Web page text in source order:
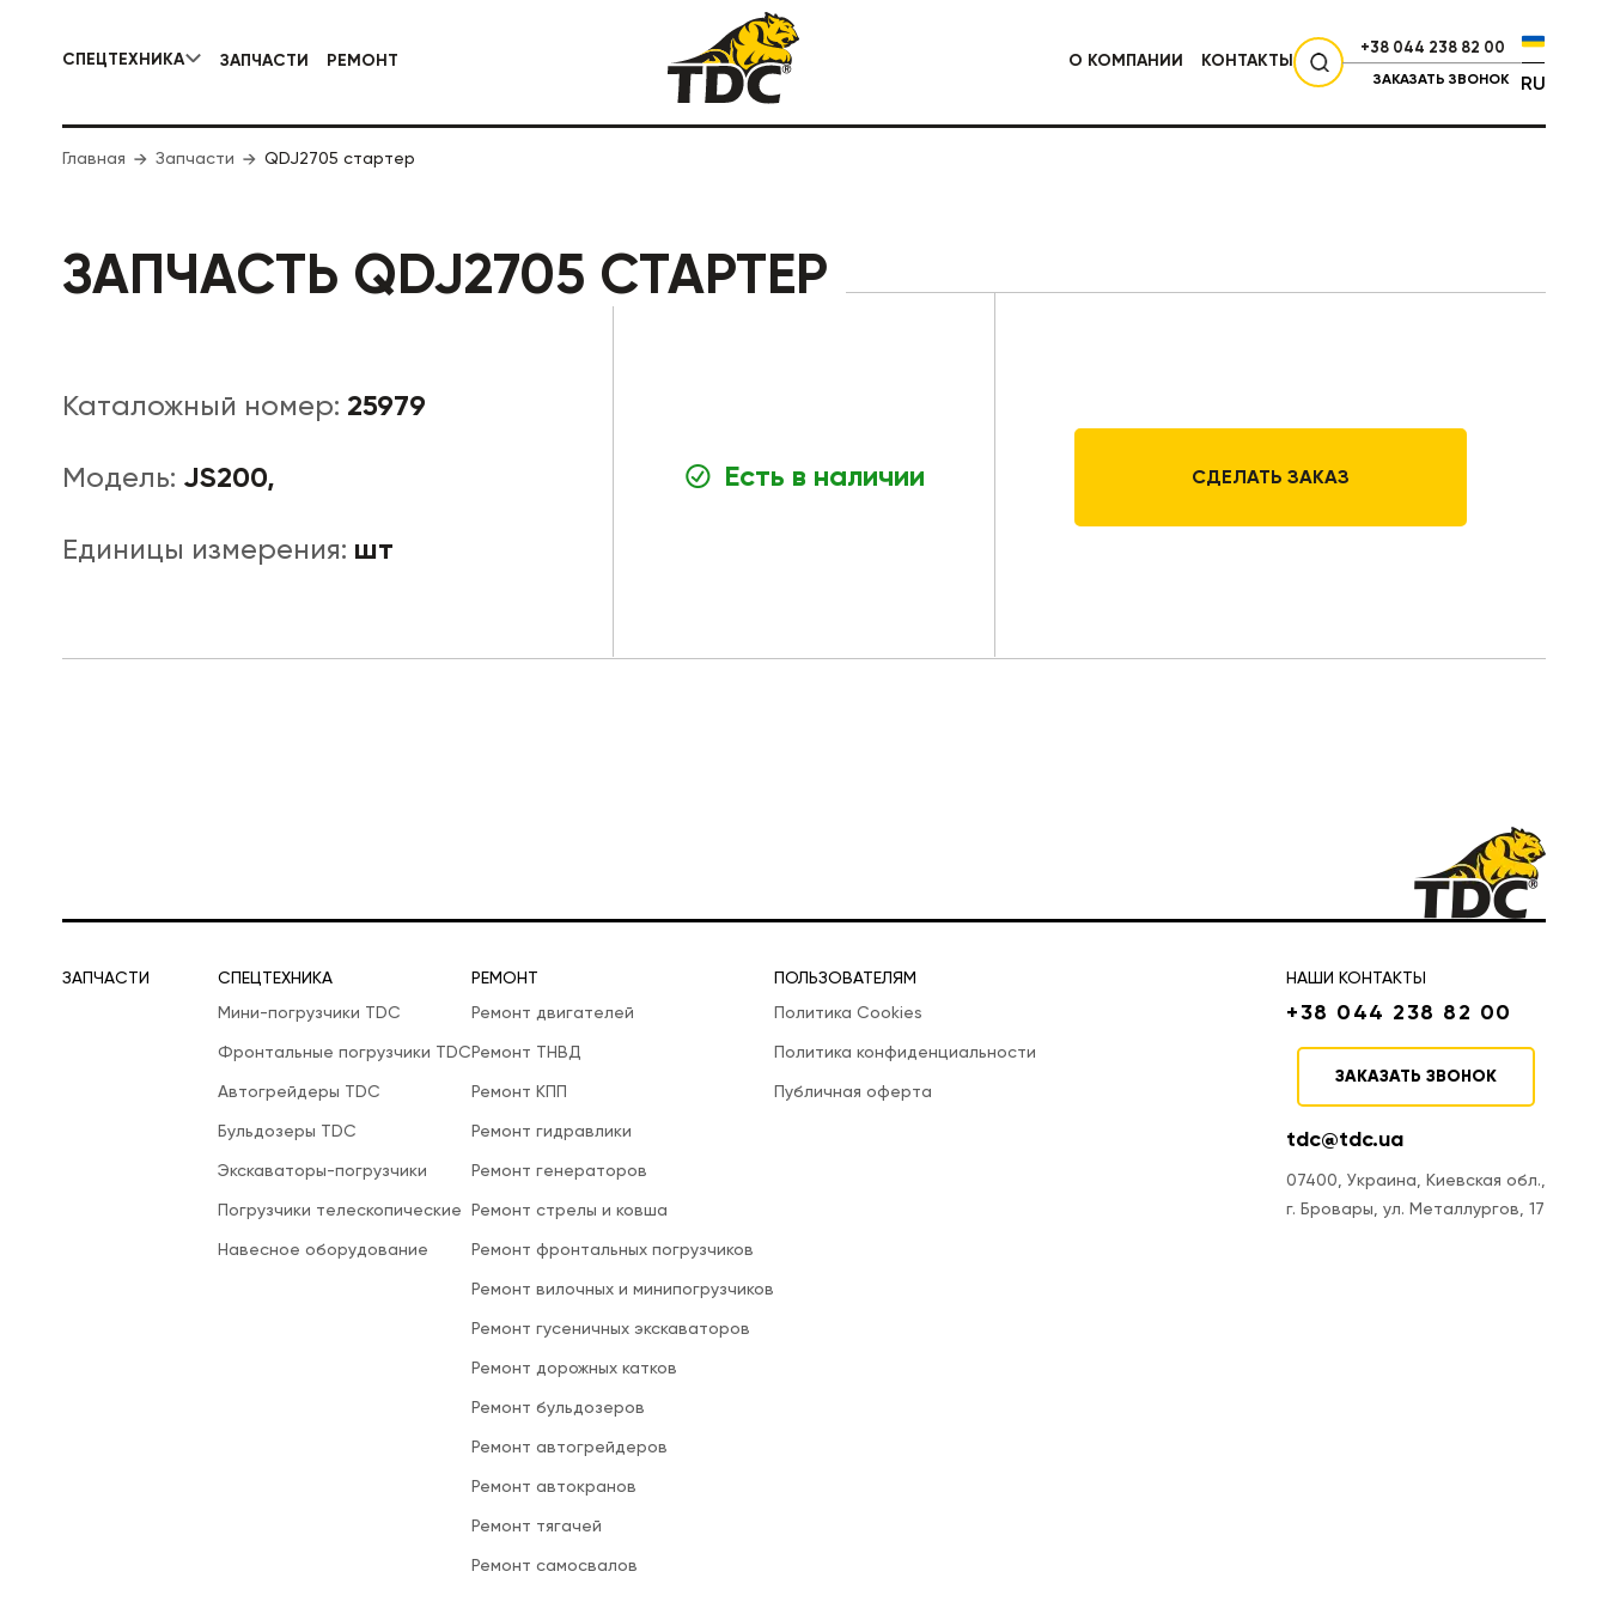
СПЕЦТЕХНИКА
КОММУНАЛЬНАЯ СПЕЦТЕХНИКА
ЗАПЧАСТИ РЕМОНТ О КОМПАНИИ КОНТАКТЫ
+38 044 238 82 00
ЗАКАЗАТЬ ЗВОНОК RU
Главная Запчасти QDJ2705 стартер
ЗАПЧАСТЬ QDJ2705 СТАРТЕР
Каталожный номер: 25979
Модель: JS200,
Единицы измерения: шт
Есть в наличии СДЕЛАТЬ ЗАКАЗ
ЗАПЧАСТИ
СПЕЦТЕХНИКА
Мини-погрузчики TDC
Фронтальные погрузчики TDC
Автогрейдеры TDC
Бульдозеры TDC
Экскаваторы-погрузчики
Погрузчики телескопические
Навесное оборудование
РЕМОНТ
Ремонт двигателей
Ремонт ТНВД
Ремонт КПП
Ремонт гидравлики
Ремонт генераторов
Ремонт стрелы и ковша
Ремонт фронтальных погрузчиков
Ремонт вилочных и минипогрузчиков
Ремонт гусеничных экскаваторов
Ремонт дорожных катков
Ремонт бульдозеров
Ремонт автогрейдеров
Ремонт автокранов
Ремонт тягачей
Ремонт самосвалов
ПОЛЬЗОВАТЕЛЯМ
Политика Cookies
Политика конфиденциальности
Публичная оферта
НАШИ КОНТАКТЫ
+38 044 238 82 00
ЗАКАЗАТЬ ЗВОНОК
tdc@tdc.ua
07400, Украина, Киевская обл.,
г. Бровары, ул. Металлургов, 17